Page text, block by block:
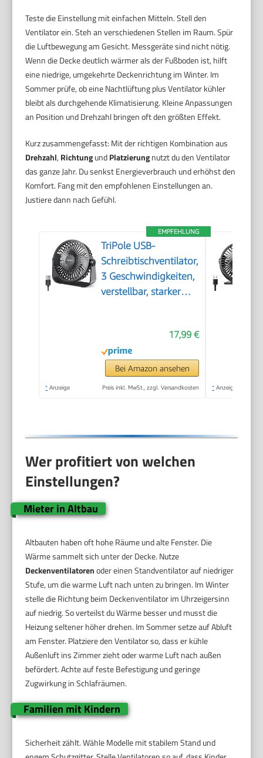
Teste die Einstellung mit einfachen Mitteln. Stell den
Ventilator ein. Steh an verschiedenen Stellen im Raum. Spür
die Luftbewegung am Gesicht. Messgeräte sind nicht nötig.
Wenn die Decke deutlich wärmer als der Fußboden ist, hilft
eine niedrige, umgekehrte Deckenrichtung im Winter. Im
Sommer prüfe, ob eine Nachtlüftung plus Ventilator kühler
bleibt als durchgehende Klimatisierung. Kleine Anpassungen
an Position und Drehzahl bringen oft den größten Effekt.
Kurz zusammengefasst: Mit der richtigen Kombination aus
Drehzahl, RichtungundPlatzierungnutzt du den Ventilator
das ganze Jahr. Du senkst Energieverbrauch und erhöhst den
Komfort. Fang mit den empfohlenen Einstellungen an.
Justiere dann nach Gefühl.
EMPFEHLUNG
TriPole USB-
Schreibtischventilator,
3 Geschwindigkeiten,
verstellbar, starker
persönlicher Desktop-
Ventilator, 11,4 cm,
tragbarer Mini-
17,99 €
Bei Amazon ansehen
* Anzeige Preis inkl. MwSt., zzgl. Versandkosten * Anzeige
Wer profitiert von welchen
Einstellungen?
Mieter in Altbau
Altbauten haben oft hohe Räume und alte Fenster. Die
Wärme sammelt sich unter der Decke. Nutze
Deckenventilatorenoder einen Standventilator auf niedriger
Stufe, um die warme Luft nach unten zu bringen. Im Winter
stelle die Richtung beim Deckenventilator im Uhrzeigersinn
auf niedrig. So verteilst du Wärme besser und musst die
Heizung seltener höher drehen. Im Sommer setze auf Abluft
am Fenster. Platziere den Ventilator so, dass er kühle
Außenluft ins Zimmer zieht oder warme Luft nach außen
befördert. Achte auf feste Befestigung und geringe
Zugwirkung in Schlafräumen.
Familien mit Kindern
Sicherheit zählt. Wähle Modelle mit stabilem Stand und